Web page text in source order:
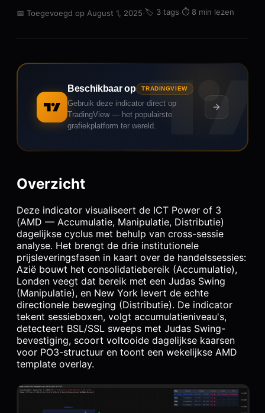
📅 Toegevoegd op August 1, 2025·🏷️ 3 tags·⏱️ 8 min lezen
Beschikbaar op TRADINGVIEW
Gebruik deze indicator direct op
TradingView — het populairste
grafiekplatform ter wereld.
Overzicht
Deze indicator visualiseert de ICT Power of 3
(AMD — Accumulatie, Manipulatie, Distributie)
dagelijkse cyclus met behulp van cross-sessie
analyse. Het brengt de drie institutionele
prijsleveringsfasen in kaart over de handelssessies:
Azië bouwt het consolidatiebereik (Accumulatie),
Londen veegt dat bereik met een Judas Swing
(Manipulatie), en New York levert de echte
directionele beweging (Distributie). De indicator
tekent sessieboxen, volgt accumulatieniveau's,
detecteert BSL/SSL sweeps met Judas Swing-
bevestiging, scoort voltooide dagelijkse kaarsen
voor PO3-structuur en toont een wekelijkse AMD
template overlay.